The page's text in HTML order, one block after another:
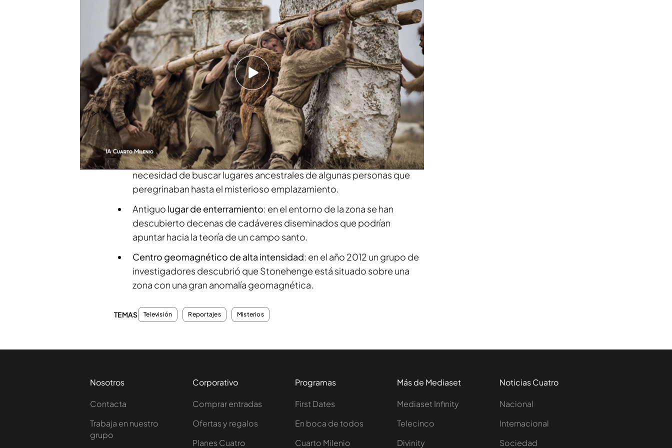
Javier Pérez CamposyJavier Sierrase han sentado en la nave del misterio
para analizar junto a Iker Jiménez los posibles motivos por los que se creó
esta misteriosa construcción que recibe cada año la visita de cientos de
miles de personas y los diferentes sentidos que se le ha dado a los largo
de los siglos:
Lugar para celebrarceremonias de bautismo o sacrificio: en el centro
de la herradura se encuentra una especie de altar en el que algunos
estudiosos han considerado que podrían haberse celebrado rituales.
Centro deculto para druidas: a finales del Siglo XVIII empezó a
considerarse que esta construcción era el emblema de una
necesidad de buscar lugares ancestrales de algunas personas que
peregrinaban hasta el misterioso emplazamiento.
Antiguo lugar de enterramiento: en el entorno de la zona se han
descubierto decenas de cadáveres diseminados que podrían
apuntar hacia la teoría de un campo santo.
Centro geomagnético de alta intensidad: en el año 2012 un grupo de
investigadores descubrió que Stonehenge está situado sobre una
zona con una gran anomalía geomagnética.
TEMAS Televisión Reportajes Misterios
Nosotros
Contacta
Trabaja en nuestro
grupo
Corporativo
Comprar entradas
Ofertas y regalos
Planes Cuatro
Programas
First Dates
En boca de todos
Cuarto Milenio
Más de Mediaset
Mediaset Infinity
Telecinco
Divinity
Noticias Cuatro
Nacional
Internacional
Sociedad